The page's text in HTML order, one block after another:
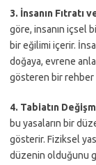
3. İnsanın Fıtratı
göre, insanın içsel
bir eğilimi içerir.
doğaya, evrene
gösteren bir
4. Tabiatın
bu yasaların bir
gösterir. Fiziksel
düzenin olduğunu